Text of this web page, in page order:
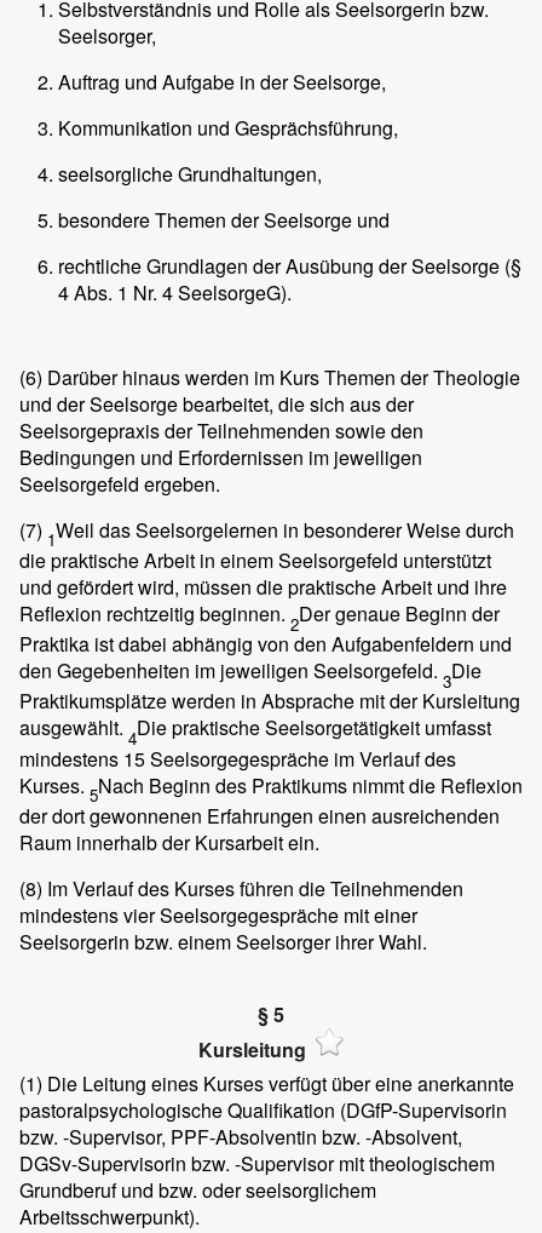
Selbstverständnis und Rolle als Seelsorgerin bzw.
Seelsorger,
Auftrag und Aufgabe in der Seelsorge,
Kommunikation und Gesprächsführung,
seelsorgliche Grundhaltungen,
besondere Themen der Seelsorge und
rechtliche Grundlagen der Ausübung der Seelsorge (§
4 Abs. 1 Nr. 4 SeelsorgeG).
(6) Darüber hinaus werden im Kurs Themen der Theologie
und der Seelsorge bearbeitet, die sich aus der
Seelsorgepraxis der Teilnehmenden sowie den
Bedingungen und Erfordernissen im jeweiligen
Seelsorgefeld ergeben.
(7) 1Weil das Seelsorgelernen in besonderer Weise durch
die praktische Arbeit in einem Seelsorgefeld unterstützt
und gefördert wird, müssen die praktische Arbeit und ihre
Reflexion rechtzeitig beginnen. 2Der genaue Beginn der
Praktika ist dabei abhängig von den Aufgabenfeldern und
den Gegebenheiten im jeweiligen Seelsorgefeld. 3Die
Praktikumsplätze werden in Absprache mit der Kursleitung
ausgewählt. 4Die praktische Seelsorgetätigkeit umfasst
mindestens 15 Seelsorgegespräche im Verlauf des
Kurses. 5Nach Beginn des Praktikums nimmt die Reflexion
der dort gewonnenen Erfahrungen einen ausreichenden
Raum innerhalb der Kursarbeit ein.
(8) Im Verlauf des Kurses führen die Teilnehmenden
mindestens vier Seelsorgegespräche mit einer
Seelsorgerin bzw. einem Seelsorger ihrer Wahl.
§ 5
Kursleitung
(1) Die Leitung eines Kurses verfügt über eine anerkannte
pastoralpsychologische Qualifikation (DGfP-Supervisorin
bzw. -Supervisor, PPF-Absolventin bzw. -Absolvent,
DGSv-Supervisorin bzw. -Supervisor mit theologischem
Grundberuf und bzw. oder seelsorglichem
Arbeitsschwerpunkt).